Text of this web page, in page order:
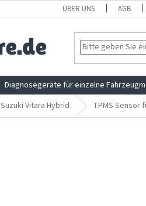
ÜBER UNS AGB
Diagnosegeräte für einzelne
Suzuki Vitara Hybrid TPMS Sensor